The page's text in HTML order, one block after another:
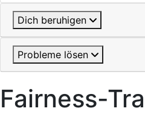
Dich beruhigen
Probleme lösen
Fairness-